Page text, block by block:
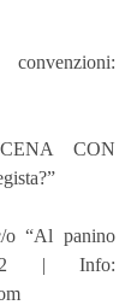
CON
o “Al panino
2 | Info: